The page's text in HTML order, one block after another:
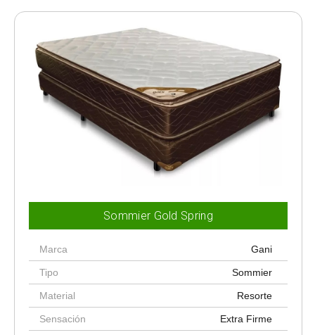
Sommier Gold Spring
Marca Gani
Tipo Sommier
Material Resorte
Sensación Extra Firme